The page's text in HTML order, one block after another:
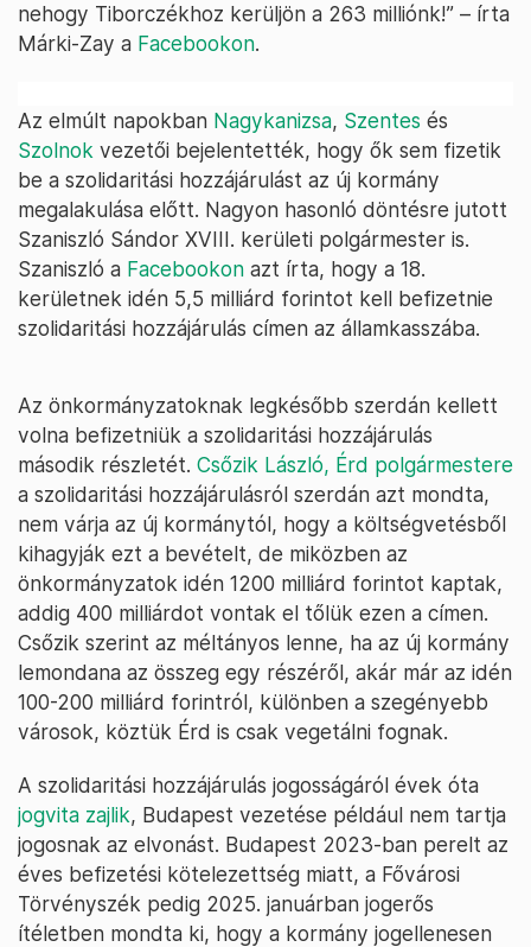
nehogy Tiborczékhoz kerüljön a 263 milliónk!” – írta
Márki-Zay a Facebookon.
Az elmúlt napokban Nagykanizsa, Szentes és
Szolnok vezetői bejelentették, hogy ők sem fizetik
be a szolidaritási hozzájárulást az új kormány
megalakulása előtt. Nagyon hasonló döntésre jutott
Szaniszló Sándor XVIII. kerületi polgármester is.
Szaniszló a Facebookon azt írta, hogy a 18.
kerületnek idén 5,5 milliárd forintot kell befizetnie
szolidaritási hozzájárulás címen az államkasszába.
Az önkormányzatoknak legkésőbb szerdán kellett
volna befizetniük a szolidaritási hozzájárulás
második részletét. Csőzik László, Érd polgármestere
a szolidaritási hozzájárulásról szerdán azt mondta,
nem várja az új kormánytól, hogy a költségvetésből
kihagyják ezt a bevételt, de miközben az
önkormányzatok idén 1200 milliárd forintot kaptak,
addig 400 milliárdot vontak el tőlük ezen a címen.
Csőzik szerint az méltányos lenne, ha az új kormány
lemondana az összeg egy részéről, akár már az idén
100-200 milliárd forintról, különben a szegényebb
városok, köztük Érd is csak vegetálni fognak.
A szolidaritási hozzájárulás jogosságáról évek óta
jogvita zajlik, Budapest vezetése például nem tartja
jogosnak az elvonást. Budapest 2023-ban perelt az
éves befizetési kötelezettség miatt, a Fővárosi
Törvényszék pedig 2025. januárban jogerős
ítéletben mondta ki, hogy a kormány jogellenesen